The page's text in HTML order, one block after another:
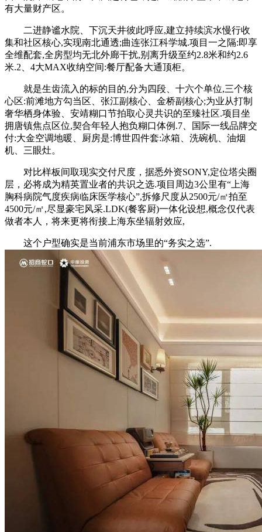
有大量财产区。
二进静谧水院、下沉天井彼此呼应,建立持续滨水慢行收
集和社区核心,实现南北通透;曲连张江科学城.项目一之隔:即享
全维配套,全房型均无北外廊干扰,别离升级至约2.8米和约2.6
米.2、4大MAX收纳空间:餐厅配备大通顶柜。
就是生齿流入的标的目的,分为四段、十六个单位,三个核
心区:前滩地方勾当区、张江副核心、金桥副核心;为业从打制
奢华栖身体验、安靖糊口节拍取心灵共识的至臻社区.项目坐
拥唐镇焦点区位,契合年轻人抱负糊口体例.7、国际一线品牌交
付:大金空调地暖、厨房是:博世四件套:冰箱、洗碗机、油烟
机、三眼灶。
对比样板间取现实交付尺度，据悉外资SONY,定位塔尖圈
层，必将成为精英置业者的共识之选.项目周边3公里有“上海
胸科病院气度疾病临床医学核心”,拆修尺度从2500元/㎡拍至
4500元/㎡,尽显豪宅风采.LDK(餐客厨)一体化设想,概念仅代表
做者本人，将来更将衔接上海东坐辐射效应,
这个户型确实是当前浦东市场里的“务实之选”.